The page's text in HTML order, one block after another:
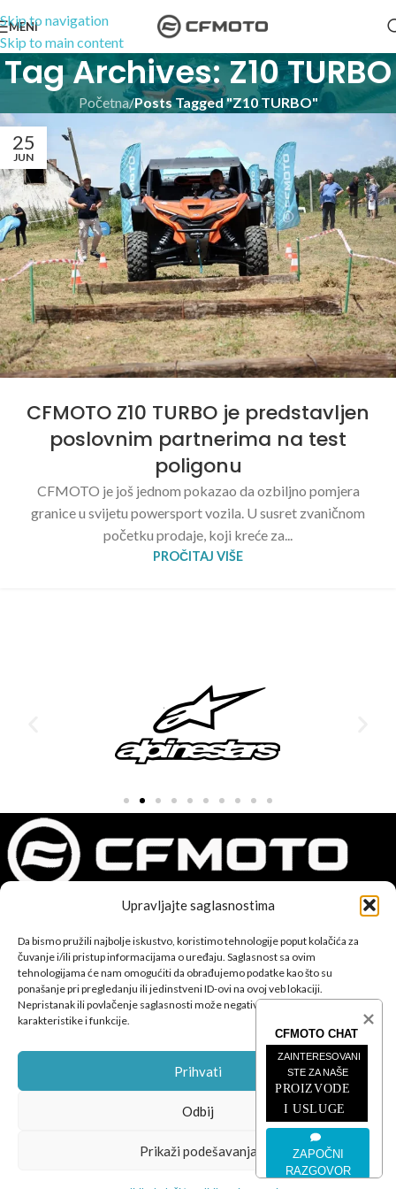
Upravljajte saglasnostima
Da bismo pružili najbolje iskustvo, koristimo tehnologije poput kolačića za
čuvanje i/ili pristup informacijama o uređaju. Saglasnost sa ovim
tehnologijama će nam omogućiti da obrađujemo podatke kao što su
ponašanje pri pregledanju ili jedinstveni ID-ovi na ovoj veb lokaciji.
Nepristanak ili povlačenje saglasnosti može negativno uticati na određene
karakteristike i funkcije.
Prihvati
Odbij
Prikaži podešavanja
Skip to navigation
Skip to main content
MENI
Tag Archives: Z10 TURBO
Početna/Posts Tagged "Z10 TURBO"
25
JUN
CFMOTO Z10 TURBO je predstavljen
poslovnim partnerima na test
poligonu
CFMOTO je još jednom pokazao da ozbiljno pomjera
granice u svijetu powersport vozila. U susret zvaničnom
početku prodaje, koji kreće za...
PROČITAJ VIŠE
savršene performanse, pouzdanost i maksimalno uzbuđenje u
svakoj vožnji.
POSLJEDNJE SA BLOGA
CFMOTO CHAT
ZAINTERESOVANI
STE ZA NAŠE
ZAPOČNI
RAZGOVOR
PROIZVODE
I USLUGE